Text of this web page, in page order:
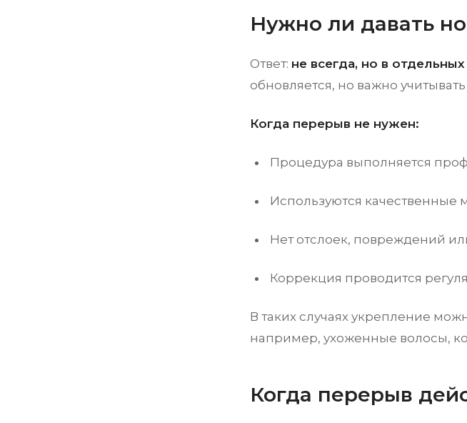
Нужно ли давать
Ответ: не всегда, но в
обновляется, но важно
Когда перерыв не нужен:
Процедура выполняется
Используются качественные
Нет отслоек, повреждений
Коррекция проводится
В таких случаях укрепление
например, ухоженные волосы,
Когда перерыв